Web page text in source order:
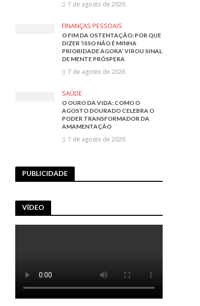
7 de agosto de 2026
FINANÇAS PESSOAIS
O FIM DA OSTENTAÇÃO: POR QUE
DIZER ‘ISSO NÃO É MINHA
PRIORIDADE AGORA’ VIROU SINAL
DE MENTE PRÓSPERA
7 de agosto de 2026
SAÚDE
O OURO DA VIDA: COMO O
AGOSTO DOURADO CELEBRA O
PODER TRANSFORMADOR DA
AMAMENTAÇÃO
7 de agosto de 2026
PUBLICIDADE
VÍDEO